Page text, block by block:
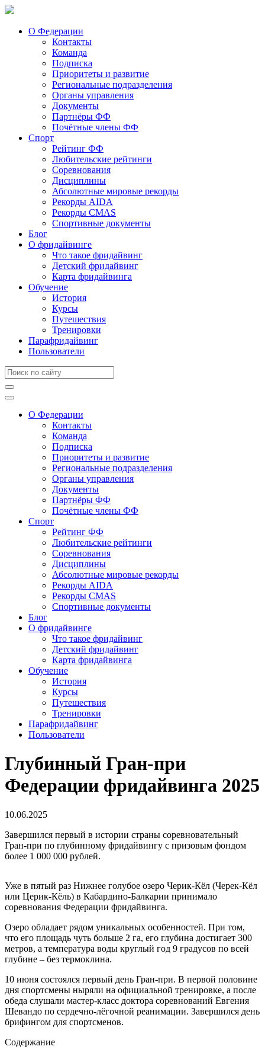
О Федерации
Контакты
Команда
Подписка
Приоритеты и развитие
Региональные подразделения
Органы управления
Документы
Партнёры ФФ
Почётные члены ФФ
Спорт
Рейтинг ФФ
Любительские рейтинги
Соревнования
Дисциплины
Абсолютные мировые рекорды
Рекорды AIDA
Рекорды CMAS
Спортивные документы
Блог
О фридайвинге
Что такое фридайвинг
Детский фридайвинг
Карта фридайвинга
Обучение
История
Курсы
Путешествия
Тренировки
Парафридайвинг
Пользователи
О Федерации
Контакты
Команда
Подписка
Приоритеты и развитие
Региональные подразделения
Органы управления
Документы
Партнёры ФФ
Почётные члены ФФ
Спорт
Рейтинг ФФ
Любительские рейтинги
Соревнования
Дисциплины
Абсолютные мировые рекорды
Рекорды AIDA
Рекорды CMAS
Спортивные документы
Блог
О фридайвинге
Что такое фридайвинг
Детский фридайвинг
Карта фридайвинга
Обучение
История
Курсы
Путешествия
Тренировки
Парафридайвинг
Пользователи
Глубинный Гран-при
Федерации фридайвинга 2025
10.06.2025
Завершился первый в истории страны соревновательный
Гран-при по глубинному фридайвингу с призовым фондом
более 1 000 000 рублей.
Уже в пятый раз Нижнее голубое озеро Черик-Кёл (Черек-Кёл
или Церик-Кёль) в Кабардино-Балкарии принимало
соревнования Федерации фридайвинга.
Озеро обладает рядом уникальных особенностей. При том,
что его площадь чуть больше 2 га, его глубина достигает 300
метров, а температура воды круглый год 9 градусов по всей
глубине – без термоклина.
10 июня состоялся первый день Гран-при. В первой половине
дня спортсмены ныряли на официальной тренировке, а после
обеда слушали мастер-класс доктора соревнований Евгения
Шевандо по сердечно-лёгочной реанимации. Завершился день
брифингом для спортсменов.
Содержание